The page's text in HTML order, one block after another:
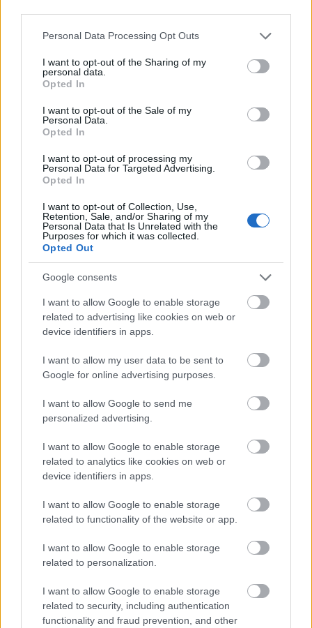
Please note that this website/app uses one or more Google
not limited to your visit or usage behaviour. You may click to
grant or deny consent to Google and its third-party tags to
use your data for below specified purposes in below Google
consent section.
Personal Data Processing Opt Outs
I want to opt-out of the Sharing of my
personal data.
Opted In
I want to opt-out of the Sale of my
Personal Data.
Opted In
I want to opt-out of processing my
Personal Data for Targeted Advertising.
Opted In
I want to opt-out of Collection, Use,
Retention, Sale, and/or Sharing of my
Personal Data that Is Unrelated with the
Purposes for which it was collected.
Opted Out
Google consents
I want to allow Google to enable storage
related to advertising like cookies on web or
device identifiers in apps.
I want to allow my user data to be sent to
Google for online advertising purposes.
I want to allow Google to send me
personalized advertising.
I want to allow Google to enable storage
related to analytics like cookies on web or
device identifiers in apps.
I want to allow Google to enable storage
related to functionality of the website or app.
I want to allow Google to enable storage
related to personalization.
I want to allow Google to enable storage
related to security, including authentication
functionality and fraud prevention, and other
motívumok szintjén a spirális elv, a céltalan
Kolozsvárott született, negyvenes évei elején járó
Felméri Cecília rövid animációs és
dilemma, Mátyás, Mátyás,…
Ő tette
Abner Pastoll: A Good Woman Is Hard to Find -
Filmkritika
Szabó G. Ádám•2020. június 04.
Ki gondolta volna, hogy egy színész az Amerikában
érzékeny gyerekalakításától A Spiderwick krónikák,
majd a Tudorok fő- és mellékszerepein, felejthető
kacatokon (Menőkor, A Lazarus-hatás) és a
forgatókönyv-fejlesztési pokolban hánykolódó It's